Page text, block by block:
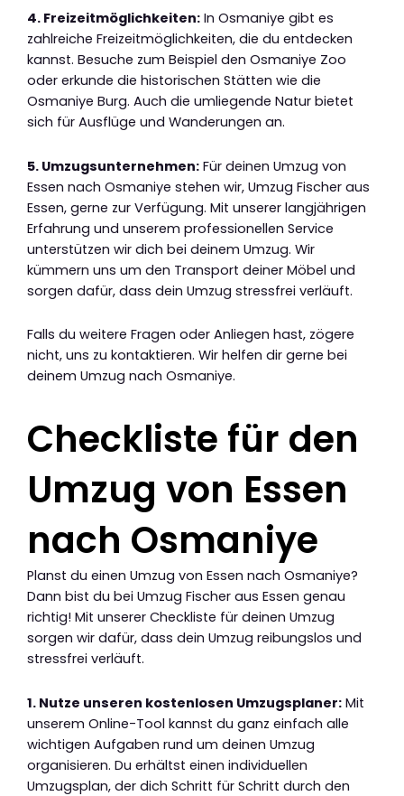
4. Freizeitmöglichkeiten: In Osmaniye gibt es
zahlreiche Freizeitmöglichkeiten, die du entdecken
kannst. Besuche zum Beispiel den Osmaniye Zoo
oder erkunde die historischen Stätten wie die
Osmaniye Burg. Auch die umliegende Natur bietet
sich für Ausflüge und Wanderungen an.
5. Umzugsunternehmen: Für deinen Umzug von
Essen nach Osmaniye stehen wir, Umzug Fischer aus
Essen, gerne zur Verfügung. Mit unserer langjährigen
Erfahrung und unserem professionellen Service
unterstützen wir dich bei deinem Umzug. Wir
kümmern uns um den Transport deiner Möbel und
sorgen dafür, dass dein Umzug stressfrei verläuft.
Falls du weitere Fragen oder Anliegen hast, zögere
nicht, uns zu kontaktieren. Wir helfen dir gerne bei
deinem Umzug nach Osmaniye.
Checkliste für den
Umzug von Essen
nach Osmaniye
Planst du einen Umzug von Essen nach Osmaniye?
Dann bist du bei Umzug Fischer aus Essen genau
richtig! Mit unserer Checkliste für deinen Umzug
sorgen wir dafür, dass dein Umzug reibungslos und
stressfrei verläuft.
1. Nutze unseren kostenlosen Umzugsplaner: Mit
unserem Online-Tool kannst du ganz einfach alle
wichtigen Aufgaben rund um deinen Umzug
organisieren. Du erhältst einen individuellen
Umzugsplan, der dich Schritt für Schritt durch den